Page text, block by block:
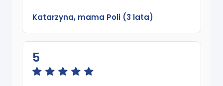
Katarzyna, mama Poli (3 lata)
5